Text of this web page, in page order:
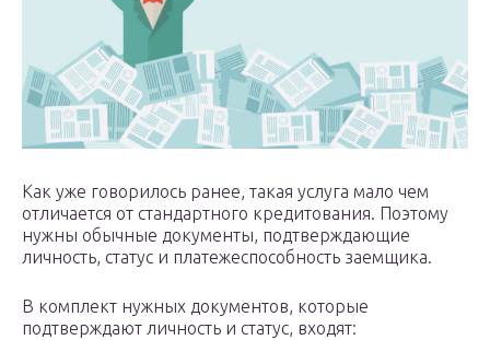
Как уже говорилось ранее, такая услуга мало чем
отличается от стандартного кредитования. Поэтому
нужны обычные документы, подтверждающие
личность, статус и платежеспособность заемщика.
В комплект нужных документов, которые
подтверждают личность и статус, входят: